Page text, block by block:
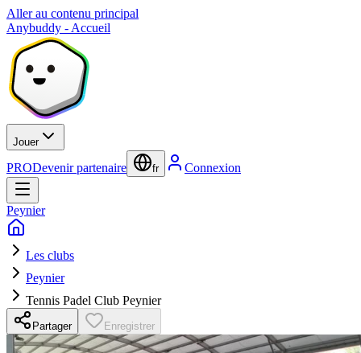
Aller au contenu principal
Anybuddy - Accueil
Jouer
PRODevenir partenaire fr Connexion
Peynier
Les clubs
Peynier
Tennis Padel Club Peynier
Partager Enregistrer